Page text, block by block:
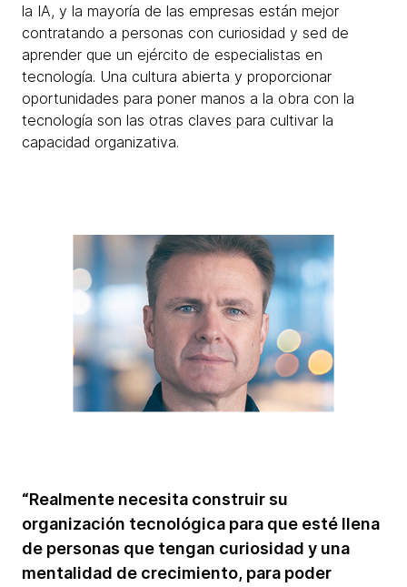
la IA, y la mayoría de las empresas están mejor
contratando a personas con curiosidad y sed de
aprender que un ejército de especialistas en
tecnología. Una cultura abierta y proporcionar
oportunidades para poner manos a la obra con la
tecnología son las otras claves para cultivar la
capacidad organizativa.
“Realmente necesita construir su
organización tecnológica para que esté llena
de personas que tengan curiosidad y una
mentalidad de crecimiento, para poder